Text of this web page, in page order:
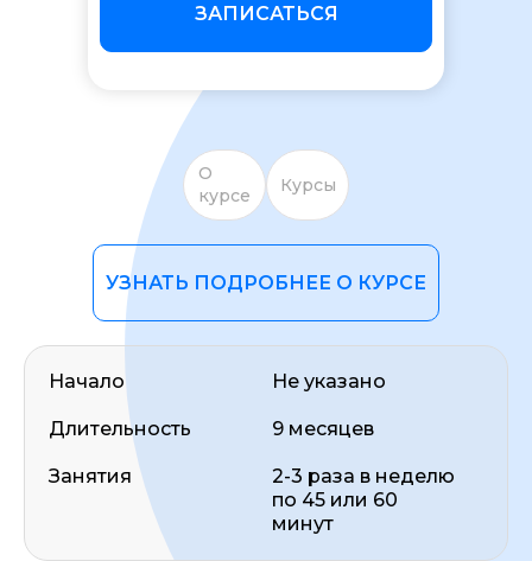
ЗАПИСАТЬСЯ
О
курсе
Курсы
УЗНАТЬ ПОДРОБНЕЕ О КУРСЕ
Начало
Длительность
Занятия
Не указано
9 месяцев
2-3 раза в неделю
по 45 или 60
минут
ОСТАВИТЬ ОТЗЫВ